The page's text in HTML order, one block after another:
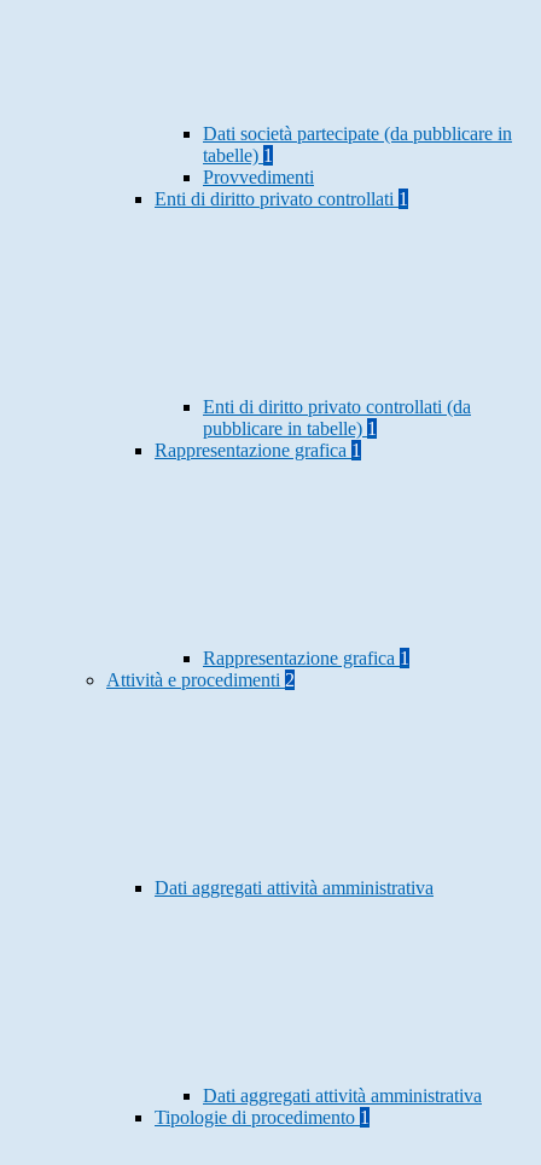
Dati società partecipate (da pubblicare in
tabelle) 1
Provvedimenti
Enti di diritto privato controllati 1
Enti di diritto privato controllati (da
pubblicare in tabelle) 1
Rappresentazione grafica 1
Rappresentazione grafica 1
Attività e procedimenti 2
Dati aggregati attività amministrativa
Dati aggregati attività amministrativa
Tipologie di procedimento 1